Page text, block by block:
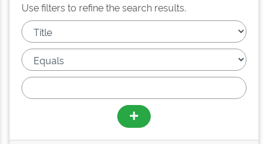
Use filters to refine the search results.